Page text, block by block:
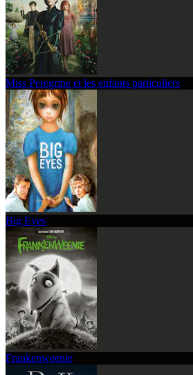
Miss Peregrine et les enfants particuliers
Big Eyes
Frankenweenie